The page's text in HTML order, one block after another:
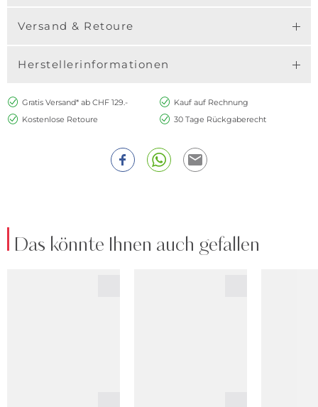
Versand & Retoure
Herstellerinformationen
Gratis Versand* ab CHF 129.-
Kauf auf Rechnung
Kostenlose Retoure
30 Tage Rückgaberecht
Das könnte Ihnen auch gefallen